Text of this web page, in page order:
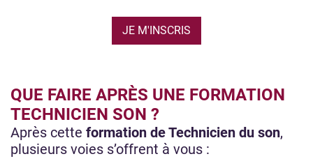
JE M'INSCRIS
QUE FAIRE APRÈS UNE FORMATION
TECHNICIEN SON ?
Après cette formation de Technicien du son,
plusieurs voies s’offrent à vous :